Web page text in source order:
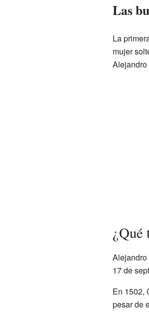
Las
La
mujer
Alejandro
¿Qué
Alejandro
17 de
En 1502,
pesar de